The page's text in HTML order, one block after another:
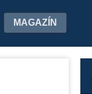
MAGAZÍN